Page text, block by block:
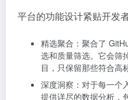
平台的功能设计紧贴开发
精选聚合：聚合了
选和质量筛选。它会筛
目，只保留那些符合高
深度洞察：对于每一个
提供详尽的数据分析，